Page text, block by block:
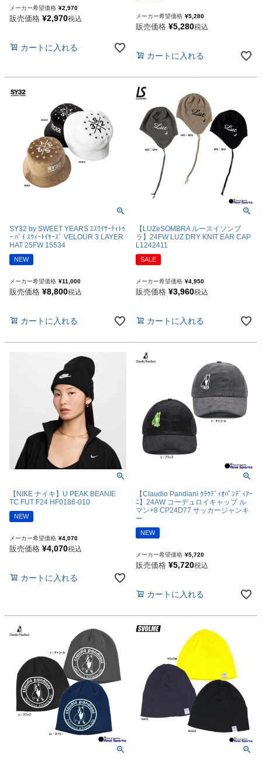
メーカー希望価格 ¥2,970
販売価格 ¥2,970税込
カートに入れる
メーカー希望価格 ¥5,280
販売価格 ¥5,280税込
カートに入れる
SY32 by SWEET YEARS ｴｽﾜｲｻｰﾃｨﾄｩ
ｰ ﾊﾞｲ ｽｳｨｰﾄｲﾔｰｽﾞ VELOUR 3 LAYER
HAT 25FW 15534
NEW
メーカー希望価格 ¥11,000
販売価格 ¥8,800税込
カートに入れる
【LUZeSOMBRA ルースイソンブ
ラ】24FW LUZ DRY KNIT EAR CAP
L1242411
SALE
メーカー希望価格 ¥4,950
販売価格 ¥3,960税込
カートに入れる
【NIKE ナイキ】U PEAK BEANIE
TC FUT F24 HF0186-010
NEW
メーカー希望価格 ¥4,070
販売価格 ¥4,070税込
カートに入れる
【Claudio Pandiani ｸﾗｳﾃﾞｨｵﾊﾟﾝﾃﾞｨｱｰ
ﾆ】24AW コーデュロイキャップ ル
マン+8 CP24D77 サッカージャンキ
ー
NEW
メーカー希望価格 ¥5,720
販売価格 ¥5,720税込
カートに入れる